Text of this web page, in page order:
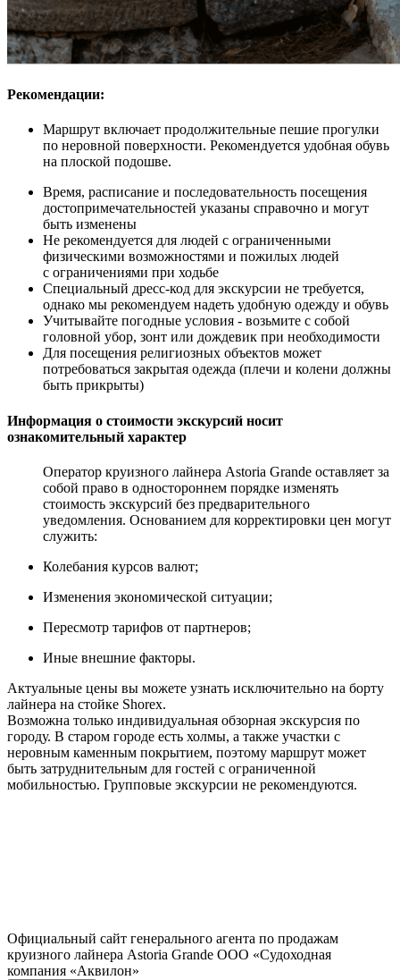
Рекомендации:
Маршрут включает продолжительные пешие прогулки
по неровной поверхности. Рекомендуется удобная обувь
на плоской подошве.
Время, расписание и последовательность посещения
достопримечательностей указаны справочно и могут
быть изменены
Не рекомендуется для людей с ограниченными
физическими возможностями и пожилых людей
с ограничениями при ходьбе
Специальный дресс-код для экскурсии не требуется,
однако мы рекомендуем надеть удобную одежду и обувь
Учитывайте погодные условия - возьмите с собой
головной убор, зонт или дождевик при необходимости
Для посещения религиозных объектов может
потребоваться закрытая одежда (плечи и колени должны
быть прикрыты)
Информация о стоимости экскурсий носит
ознакомительный характер
Оператор круизного лайнера Astoria Grande оставляет за
собой право в одностороннем порядке изменять
стоимость экскурсий без предварительного
уведомления. Основанием для корректировки цен могут
служить:
Колебания курсов валют;
Изменения экономической ситуации;
Пересмотр тарифов от партнеров;
Иные внешние факторы.
Актуальные цены вы можете узнать исключительно на борту
лайнера на стойке Shorex.
Возможна только индивидуальная обзорная экскурсия по
городу. В старом городе есть холмы, а также участки с
неровным каменным покрытием, поэтому маршрут может
быть затруднительным для гостей с ограниченной
мобильностью. Групповые экскурсии не рекомендуются.
Официальный сайт генерального агента по продажам
круизного лайнера Astoria Grande ООО «Судоходная
компания «Аквилон»